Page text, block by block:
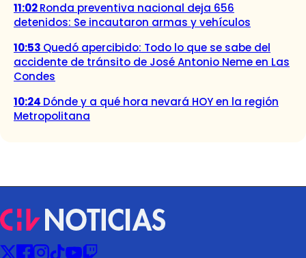
11:02Ronda preventiva nacional deja 656
detenidos: Se incautaron armas y vehículos
10:53 Quedó apercibido: Todo lo que se sabe del
accidente de tránsito de José Antonio Neme en Las
Condes
10:24 Dónde y a qué hora nevará HOY en la región
Metropolitana